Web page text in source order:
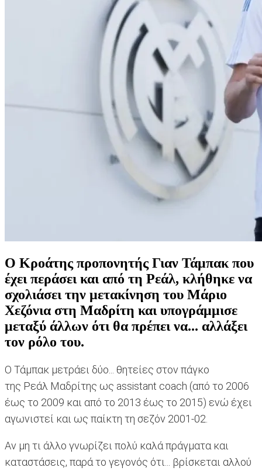
Ο Κροάτης προπονητής Γιαν Τάμπακ που
έχει περάσει και από τη Ρεάλ, κλήθηκε να
σχολιάσει την μετακίνηση του Μάριο
Χεζόνια στη Μαδρίτη και υπογράμμισε
μεταξύ άλλων ότι θα πρέπει να... αλλάξει
τον ρόλο του.
Ο Τάμπακ μετράει δύο... θητείες στον πάγκο
της Ρεάλ Μαδρίτης ως assistant coach (από το 2006
έως το 2009 και από το 2013 έως το 2015) ενώ έχει
αγωνιστεί και ως παίκτη τη σεζόν 2001-02.
Αν μη τι άλλο γνωρίζει πολύ καλά πράγματα και
καταστάσεις, παρά το γεγονός ότι... βρίσκεται αλλού